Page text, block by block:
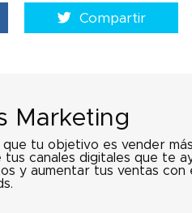
Compartir
Marketing
que tu objetivo es vender
tus canales digitales que te
y aumentar tus ventas con